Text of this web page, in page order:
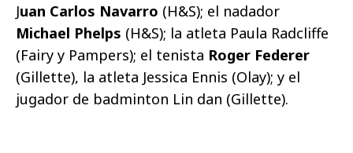
Juan Carlos Navarro (H&S); el nadador
Michael Phelps (H&S); la atleta Paula Radcliffe
(Fairy y Pampers); el tenista Roger Federer
(Gillette), la atleta Jessica Ennis (Olay); y el
jugador de badminton Lin dan (Gillette).